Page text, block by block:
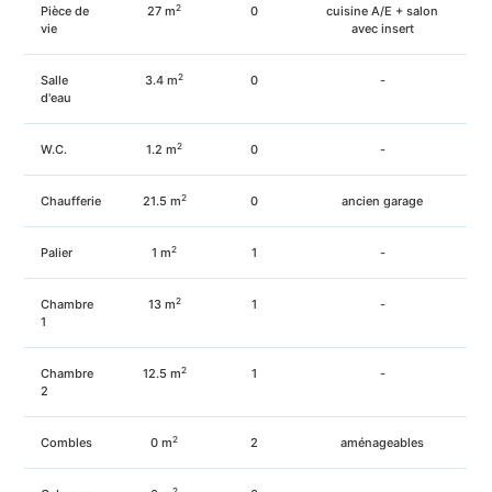
Pièce de
vie
27m2 0
cuisine A/E + salon
avec insert
Salle
d'eau
3.4m2 0 -
W.C. 1.2m2 0 -
Chaufferie 21.5 m2 0 ancien garage
Palier 1m2 1 -
Chambre
1
13 m2 1 -
Chambre
2
12.5 m2 1 -
Combles 0m2 2 aménageables